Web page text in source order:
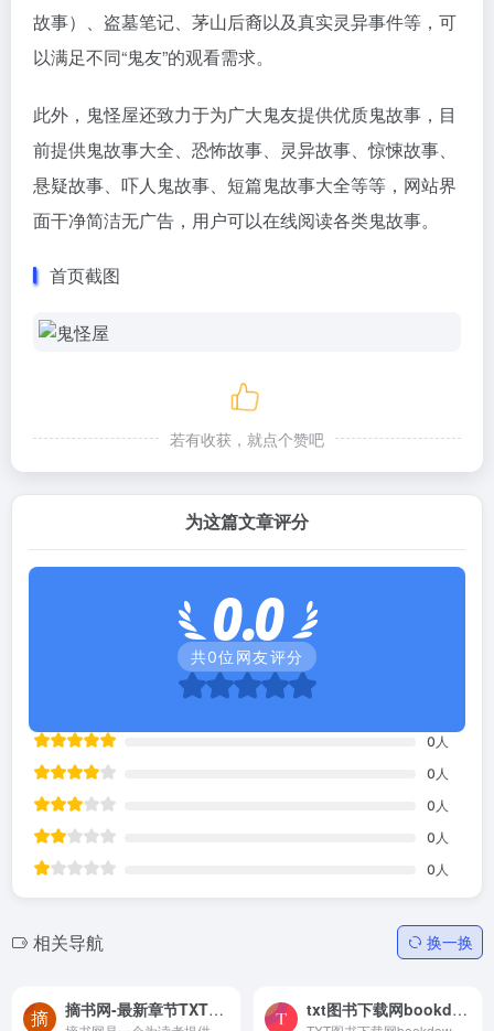
故事）、盗墓笔记、茅山后裔以及真实灵异事件等，可
以满足不同“鬼友”的观看需求。
此外，鬼怪屋还致力于为广大鬼友提供优质鬼故事，目
前提供鬼故事大全、恐怖故事、灵异故事、惊悚故事、
悬疑故事、吓人鬼故事、短篇鬼故事大全等等，网站界
面干净简洁无广告，用户可以在线阅读各类鬼故事。
首页截图
若有收获，就点个赞吧
为这篇文章评分
0.0
共0位网友评分
0 人
0 人
0 人
0 人
0 人
相关导航 换一换
摘书网-最新章节TXT免费小说在线阅读 txt图书下载网bookdown-小说在线观看txt小说下载